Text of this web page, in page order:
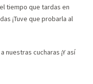
tiempo que tardas en
¡Tuve que probarla al
nuestras cucharas ¡Y así